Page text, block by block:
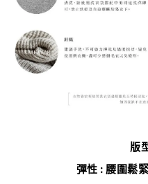
版
彈性 : 腰圍鬆